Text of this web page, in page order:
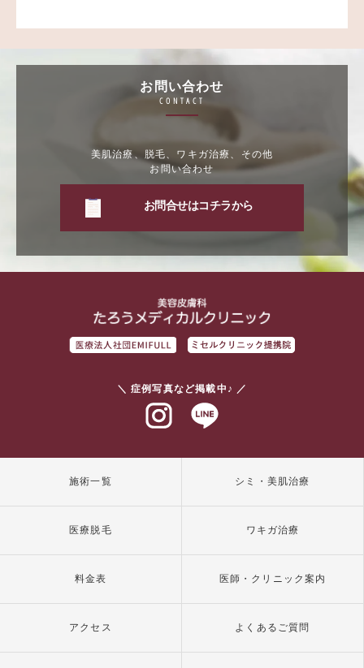
お問い合わせ
CONTACT
美肌治療、脱毛、ワキガ治療、その他
お問い合わせ
お問合せはコチラから
＼ 症例写真など掲載中♪ ／
インスタグラム
施術一覧 シミ・美肌治療
医療脱毛 ワキガ治療
料金表 医師・クリニック案内
アクセス よくあるご質問